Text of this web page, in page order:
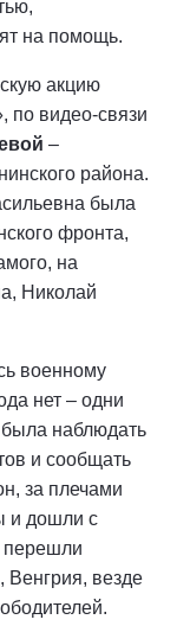
на помощь.
акцию
по видео-связи
–
района.
была
фронта,
на
Николай
военному
нет – одни
наблюдать
и сообщать
за плечами
и дошли с
перешли
Венгрия, везде